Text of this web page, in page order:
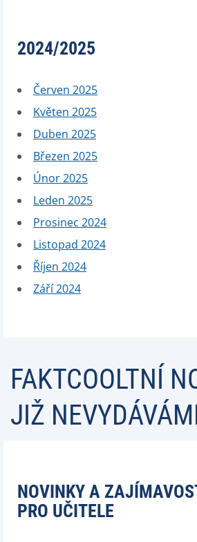
2024/2025
Červen 2025
Květen 2025
Duben 2025
Březen 2025
Únor 2025
Leden 2025
Prosinec 2024
Listopad 2024
Říjen 2024
Září 2024
FAKTCOOLTNÍ
JIŽ
NOVINKY A
PRO UČITELE